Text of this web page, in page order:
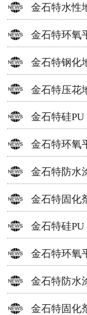
金石特水性
案
金石特环氧
选择
金石特钢化
金石特压花
地面材料
金石特硅
金石特环氧
决方案
金石特防水
方案
金石特固化
金石特硅
金石特环氧
方案
金石特防水
金石特固化